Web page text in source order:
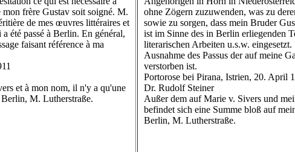
mon frère Gustav soit soigné. M.
de mes œuvres littéraires et
été passé à Berlin. En général,
faisant référence à ma
et à mon nom, il n'y a qu'une
M. Lutherstraße.
ohne Zögern zuzuwenden, was zu
sowie zu sorgen, dass mein Bruder
ist im Sinne des in Berlin erliegenden
literarischen Arbeiten u.s.w.
Ausnahme des Passus der auf meine
verstorben ist.
Portorose bei Pirana, Istrien, 20. April
Dr. Rudolf Steiner
Außer dem auf Marie v. Sivers und
befindet sich eine Summe bloß auf
Berlin, M. Lutherstraße.